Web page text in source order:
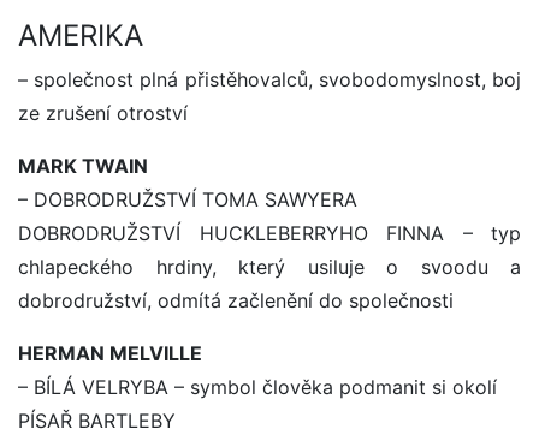
AMERIKA
– společnost plná přistěhovalců, svobodomyslnost, boj
ze zrušení otroství
MARK TWAIN
– DOBRODRUŽSTVÍ TOMA SAWYERA
DOBRODRUŽSTVÍ HUCKLEBERRYHO FINNA – typ
chlapeckého hrdiny, který usiluje o svoodu a
dobrodružství, odmítá začlenění do společnosti
HERMAN MELVILLE
– BÍLÁ VELRYBA – symbol člověka podmanit si okolí
PÍSAŘ BARTLEBY